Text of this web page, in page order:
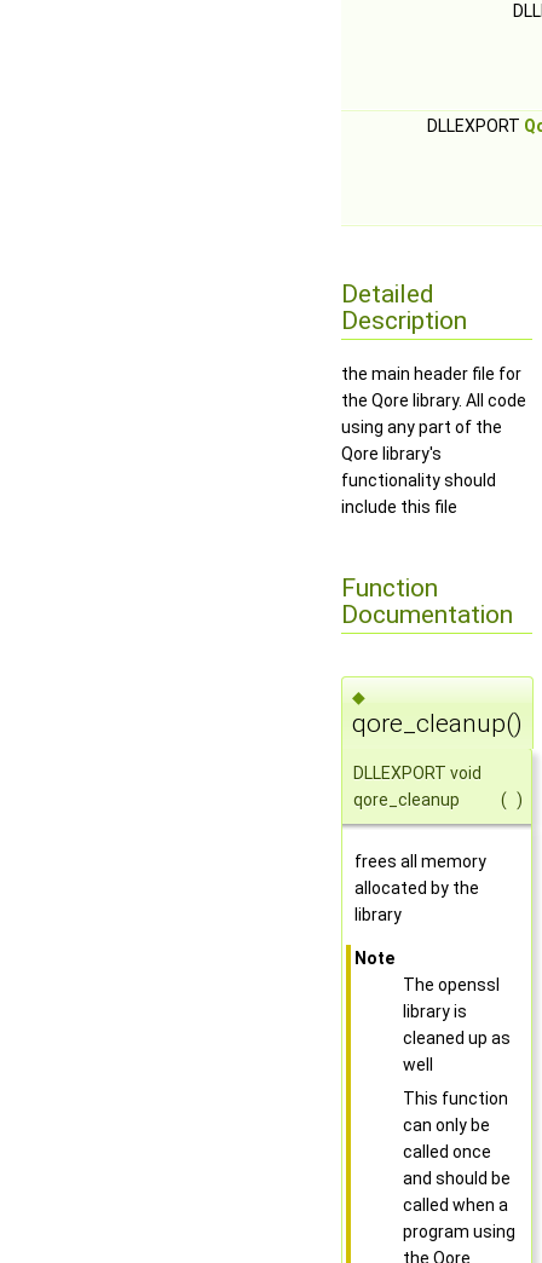
DLLEXPORT
Detailed
Description
the main header file for
the Qore library. All code
using any part of the
Qore library's
functionality should
include this file
Function
Documentation
◆
qore_cleanup()
DLLEXPORT void
qore_cleanup
( )
frees all memory
allocated by the
library
Note
The openssl
library is
cleaned up as
well
This function
can only be
called once
and should be
called when a
program using
the Qore